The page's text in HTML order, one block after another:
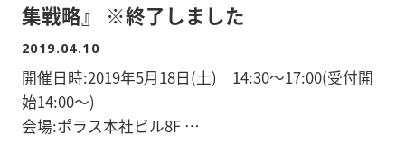
集戦略』 ※終了しました
2019.04.10
開催日時:2019年5月18日(土) 14:30～17:00(受付開
始14:00～)
会場:ポラス本社ビル8F